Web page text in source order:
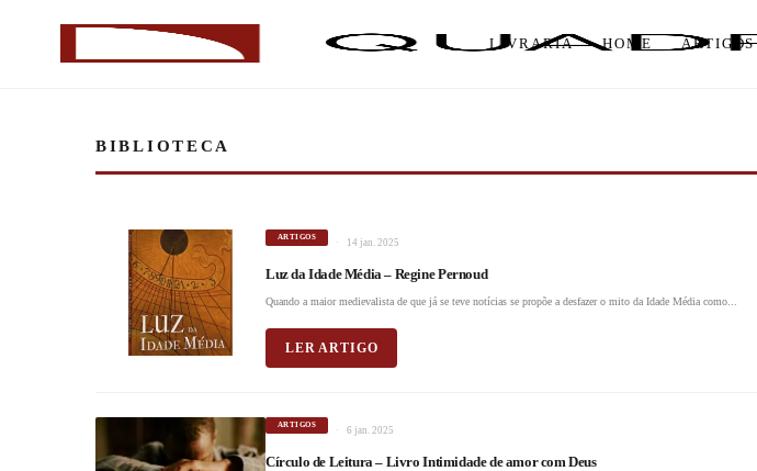
LIVRARIA HOME ARTIGOS
BIBLIOTECA
ARTIGOS 14 jan. 2025
Luz da Idade Média – Regine Pernoud
Quando a maior medievalista de que já se teve notícias se propõe a desfazer o mito da Idade Média como...
LER ARTIGO
ARTIGOS 6 jan. 2025
Círculo de Leitura – Livro Intimidade de amor com Deus